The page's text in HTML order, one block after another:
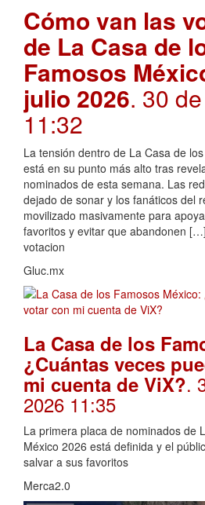
Cómo van las
de La Casa de
Famosos
julio 2026. 30
11:32
La tensión dentro de La Casa de
está en su punto más alto tras
nominados de esta semana. Las
dejado de sonar y los fanáticos del
movilizado masivamente para
favoritos y evitar que abandonen
votacion
Gluc.mx
La Casa de los
¿Cuántas veces
mi cuenta de ViX?.
2026 11:35
La primera placa de nominados de
México 2026 está definida y el
salvar a sus favoritos
Merca2.0